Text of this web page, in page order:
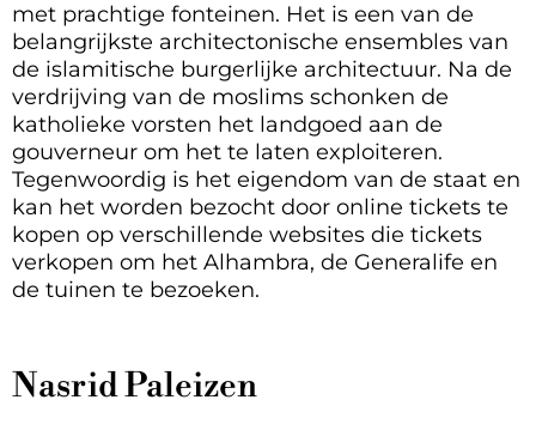
met prachtige fonteinen. Het is een van de
belangrijkste architectonische ensembles van
de islamitische burgerlijke architectuur. Na de
verdrijving van de moslims schonken de
katholieke vorsten het landgoed aan de
gouverneur om het te laten exploiteren.
Tegenwoordig is het eigendom van de staat en
kan het worden bezocht door online tickets te
kopen op verschillende websites die tickets
verkopen om het Alhambra, de Generalife en
de tuinen te bezoeken.
Nasrid Paleizen